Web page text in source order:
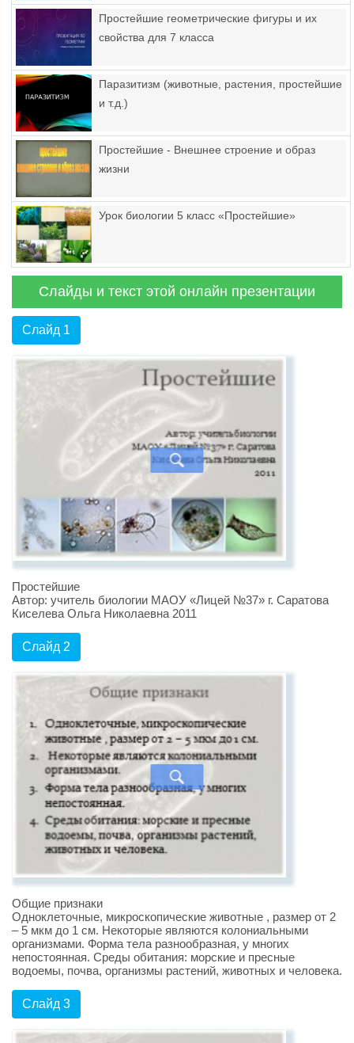
Простейшие геометрические фигуры и их
свойства для 7 класса
Паразитизм (животные, растения, простейшие
и т.д.)
Простейшие - Внешнее строение и образ
жизни
Урок биологии 5 класс «Простейшие»
Слайды и текст этой онлайн презентации
Слайд 1
Простейшие
Автор: учитель биологии МАОУ «Лицей №37» г. Саратова
Киселева Ольга Николаевна 2011
Слайд 2
Общие признаки
Одноклеточные, микроскопические животные , размер от 2
– 5 мкм до 1 см. Некоторые являются колониальными
организмами. Форма тела разнообразная, у многих
непостоянная. Среды обитания: морские и пресные
водоемы, почва, организмы растений, животных и человека.
Слайд 3